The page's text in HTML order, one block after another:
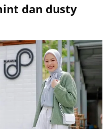
dan dusty